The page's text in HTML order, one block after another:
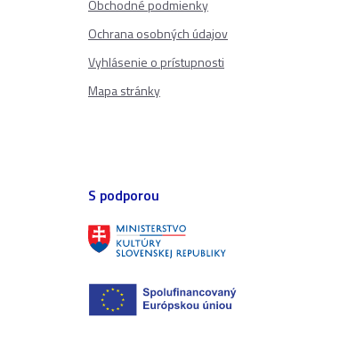
Obchodné podmienky
Ochrana osobných údajov
Vyhlásenie o prístupnosti
Mapa stránky
S podporou